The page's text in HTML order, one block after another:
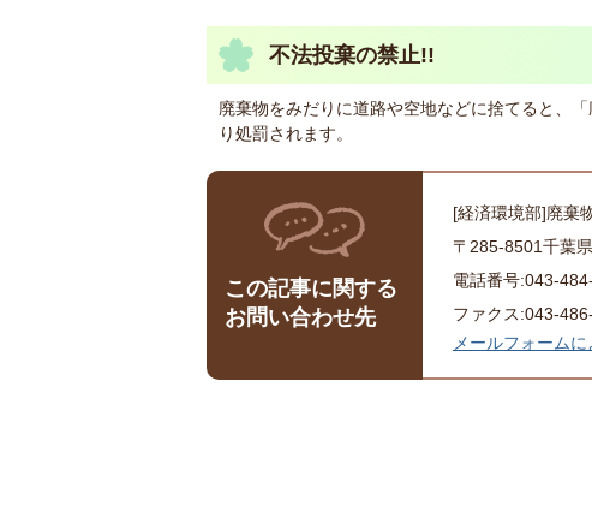
不法投棄の禁止!!
廃棄物をみだりに道路や空地などに捨てると、
り処罰されます。
この記事に関する
お問い合わせ先
[経済環境部]廃棄
〒285-8501千葉
電話番号:043-
ファクス:043-
メールフォーム